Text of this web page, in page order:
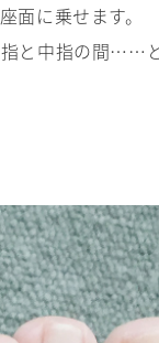
に乗せます。
と中指の間……